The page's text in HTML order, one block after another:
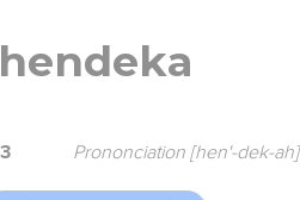
hendeka
Prononciation [hen'-dek-ah]